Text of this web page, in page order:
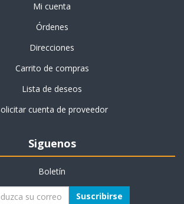
Mi cuenta
Órdenes
Direcciones
Carrito de compras
Lista de deseos
cuenta de proveedor
Siguenos
Boletín
Suscribirse